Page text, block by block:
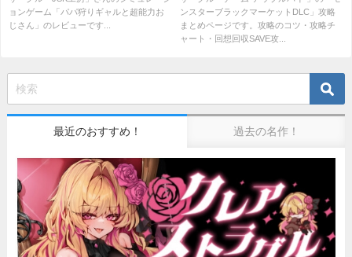
ョンゲーム「パパ狩りギャルと超能力お
じさん」のレビューです...
ンスターブラックマーケットDLC」攻略
まとめページです。攻略のコツ・攻略チ
ャート・回想回収SAVE攻...
最近のおすすめ！ 過去の名作！